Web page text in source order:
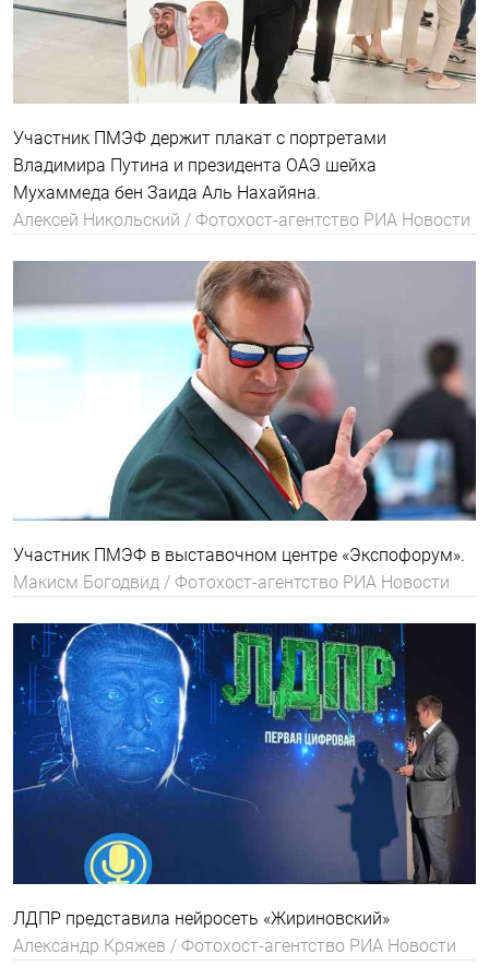
Участник ПМЭФ держит плакат с портретами
Владимира Путина и президента ОАЭ шейха
Мухаммеда бен Заида Аль Нахайяна.
Алексей Никольский / Фотохост-агентство РИА Новости
Участник ПМЭФ в выставочном центре «Экспофорум».
Макисм Богодвид / Фотохост-агентство РИА Новости
ЛДПР представила нейросеть «Жириновский»
Александр Кряжев / Фотохост-агентство РИА Новости